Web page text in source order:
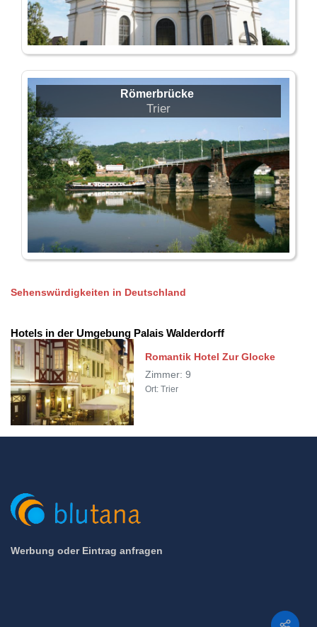
Römerbrücke
Trier
Sehenswürdigkeiten in Deutschland
Hotels in der Umgebung Palais Walderdorff
Romantik Hotel Zur Glocke
Zimmer: 9
Ort: Trier
Werbung oder Eintrag anfragen